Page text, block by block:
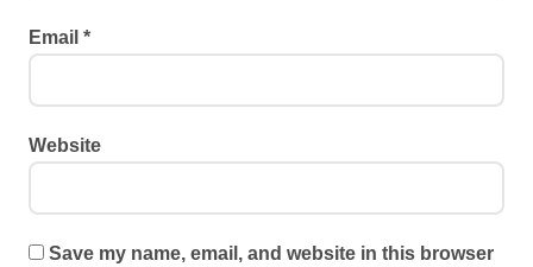
Email *
Website
Save my name, email, and website in this browser